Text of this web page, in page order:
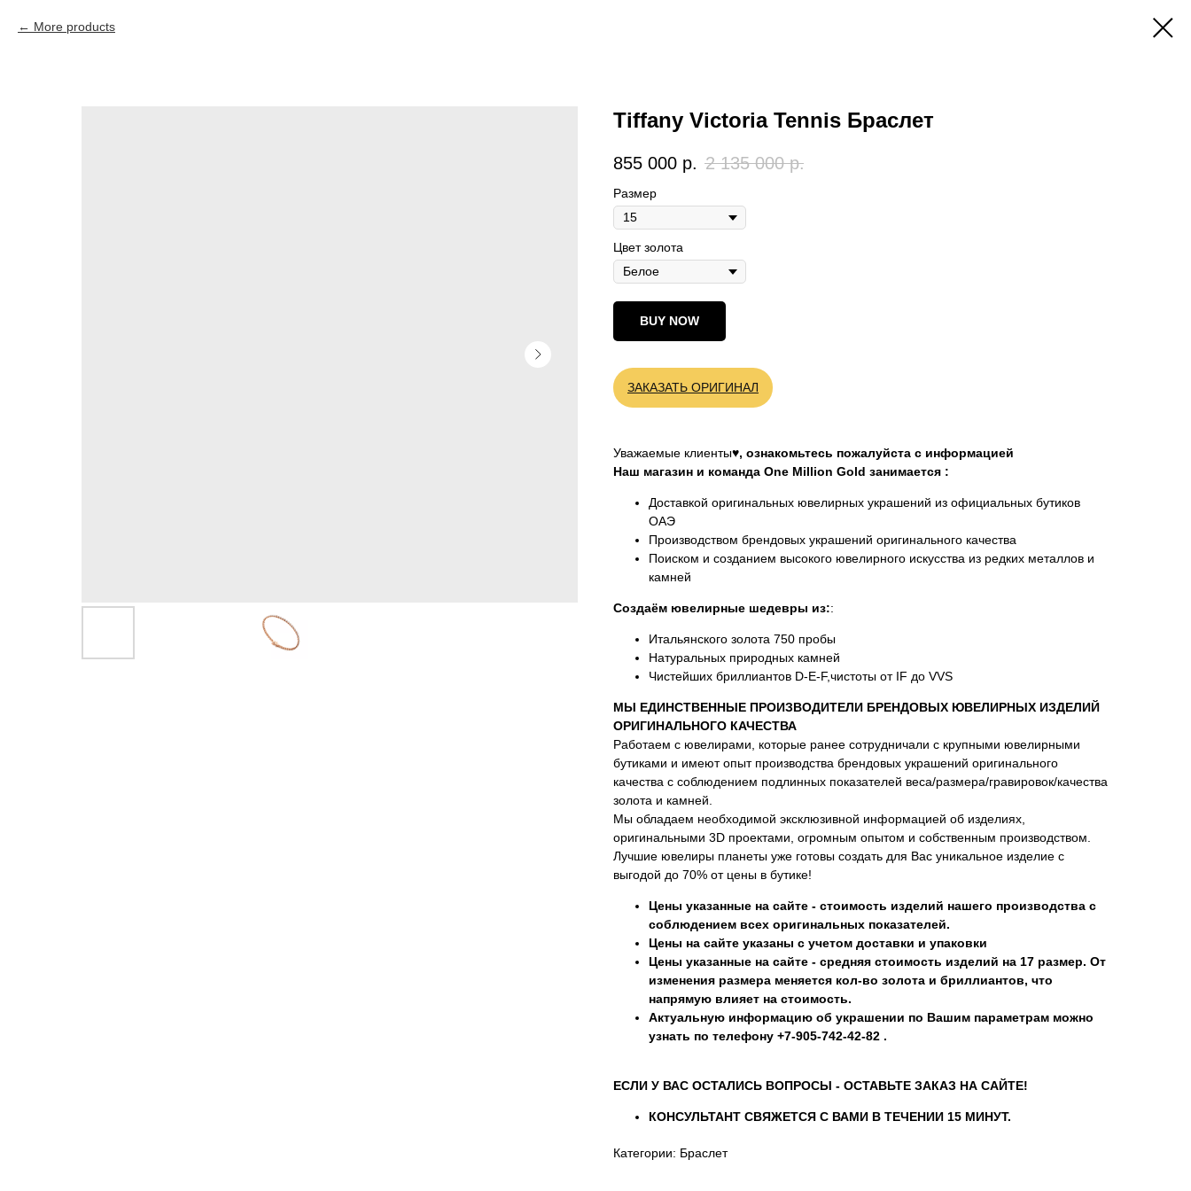
More products
Tiffany Victoria Tennis Браслет
855 000 р. 2 135 000 р.
Размер
Цвет золота
BUY NOW
ЗАКАЗАТЬ ОРИГИНАЛ
Уважаемые клиенты♥, ознакомьтесь пожалуйста с информацией
Наш магазин и команда One Million Gold занимается :
Доставкой оригинальных ювелирных украшений из официальных бутиков
ОАЭ
Производством брендовых украшений оригинального качества
Поиском и созданием высокого ювелирного искусства из редких металлов и
камней
Создаём ювелирные шедевры из::
Итальянского золота 750 пробы
Натуральных природных камней
Чистейших бриллиантов D-E-F,чистоты от IF до VVS
МЫ ЕДИНСТВЕННЫЕ ПРОИЗВОДИТЕЛИ БРЕНДОВЫХ ЮВЕЛИРНЫХ ИЗДЕЛИЙ
ОРИГИНАЛЬНОГО КАЧЕСТВА
Работаем с ювелирами, которые ранее сотрудничали с крупными ювелирными
бутиками и имеют опыт производства брендовых украшений оригинального
качества с соблюдением подлинных показателей веса/размера/гравировок/качества
золота и камней.
Мы обладаем необходимой эксклюзивной информацией об изделиях,
оригинальными 3D проектами, огромным опытом и собственным производством.
Лучшие ювелиры планеты уже готовы создать для Вас уникальное изделие с
выгодой до 70% от цены в бутике!
Цены указанные на сайте - стоимость изделий нашего производства с
соблюдением всех оригинальных показателей.
Цены на сайте указаны с учетом доставки и упаковки
Цены указанные на сайте - средняя стоимость изделий на 17 размер. От
изменения размера меняется кол-во золота и бриллиантов, что
напрямую влияет на стоимость.
Актуальную информацию об украшении по Вашим параметрам можно
узнать по телефону +7-905-742-42-82 .
ЕСЛИ У ВАС ОСТАЛИСЬ ВОПРОСЫ - ОСТАВЬТЕ ЗАКАЗ НА САЙТЕ!
КОНСУЛЬТАНТ СВЯЖЕТСЯ С ВАМИ В ТЕЧЕНИИ 15 МИНУТ.
Категории: Браслет